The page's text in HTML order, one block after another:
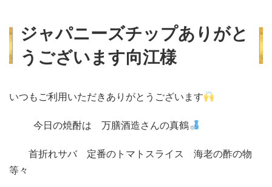
ジャパニーズチップありがと
うございます向江様
いつもご利用いただきありがとうございます
今日の焼酎は 万膳酒造さんの真鶴
首折れサバ 定番のトマトスライス 海老の酢の物
等々